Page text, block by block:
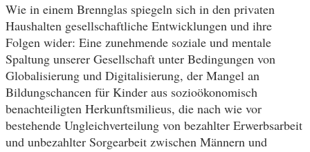
Wie in einem Brennglas spiegeln sich in den privaten
Haushalten gesellschaftliche Entwicklungen und ihre
Folgen wider: Eine zunehmende soziale und mentale
Spaltung unserer Gesellschaft unter Bedingungen von
Globalisierung und Digitalisierung, der Mangel an
Bildungschancen für Kinder aus sozioökonomisch
benachteiligten Herkunftsmilieus, die nach wie vor
bestehende Ungleichverteilung von bezahlter Erwerbsarbeit
und unbezahlter Sorgearbeit zwischen Männern und